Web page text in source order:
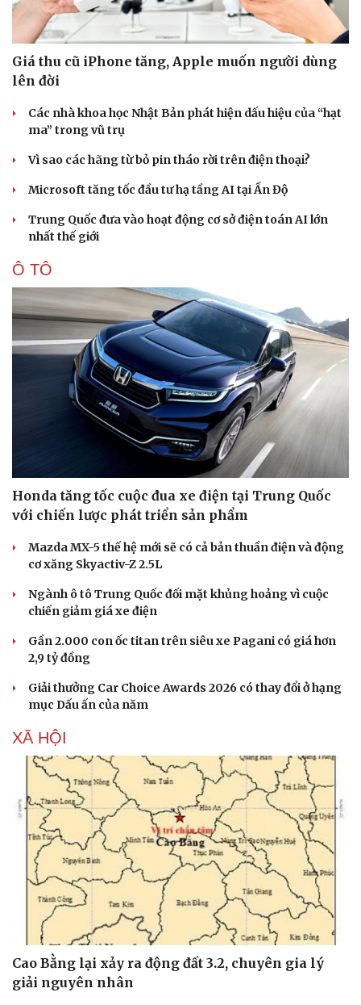
Sức khỏe
Giá thu cũ iPhone tăng, Apple muốn người dùng
lên đời
Các nhà khoa học Nhật Bản phát hiện dấu hiệu của “hạt
ma” trong vũ trụ
Vì sao các hãng từ bỏ pin tháo rời trên điện thoại?
Microsoft tăng tốc đầu tư hạ tầng AI tại Ấn Độ
Trung Quốc đưa vào hoạt động cơ sở điện toán AI lớn
nhất thế giới
Ô TÔ
Honda tăng tốc cuộc đua xe điện tại Trung Quốc
với chiến lược phát triển sản phẩm
Mazda MX-5 thế hệ mới sẽ có cả bản thuần điện và động
cơ xăng Skyactiv-Z 2.5L
Ngành ô tô Trung Quốc đối mặt khủng hoảng vì cuộc
chiến giảm giá xe điện
Gần 2.000 con ốc titan trên siêu xe Pagani có giá hơn
2,9 tỷ đồng
Giải thưởng Car Choice Awards 2026 có thay đổi ở hạng
mục Dấu ấn của năm
XÃ HỘI
Cao Bằng lại xảy ra động đất 3.2, chuyên gia lý
giải nguyên nhân